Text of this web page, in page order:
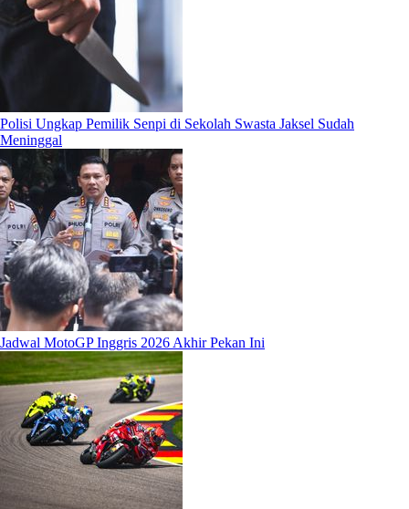
Polisi Ungkap Pemilik Senpi di Sekolah Swasta Jaksel Sudah
Meninggal
Jadwal MotoGP Inggris 2026 Akhir Pekan Ini